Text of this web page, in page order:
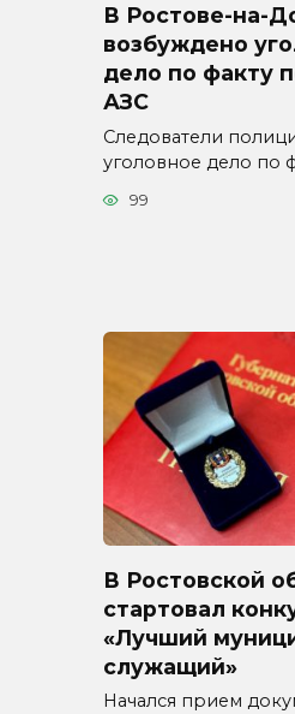
В Ростове-на-
возбуждено
дело по факту
АЗС
Следователи
уголовное дело по
99
В Ростовской
стартовал
«Лучший
служащий»
Начался прием